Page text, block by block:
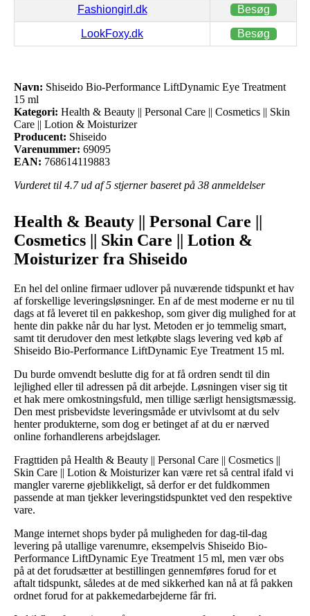
Fashiongirl.dk Besøg
LookFoxy.dk Besøg
Navn: Shiseido Bio-Performance LiftDynamic Eye Treatment
15 ml
Kategori: Health & Beauty || Personal Care || Cosmetics || Skin
Care || Lotion & Moisturizer
Producent: Shiseido
Varenummer: 69095
EAN: 768614119883
Vurderet til 4.7ud af 5 stjerner baseret på 38 anmeldelser
Health & Beauty || Personal Care ||
Cosmetics || Skin Care || Lotion &
Moisturizer fra Shiseido
En hel del online firmaer udlover på nuværende tidspunkt et hav
af forskellige leveringsløsninger. En af de mest moderne er nu til
dags at få leveret til en pakkeshop, som giver dig mulighed for at
hente din pakke når du har lyst. Metoden er jo temmelig smart,
samt tit derudover den mest letkøbte slags levering ved køb af
Shiseido Bio-Performance LiftDynamic Eye Treatment 15 ml.
Du burde omvendt beslutte dig for at få ordren sendt til din
lejlighed eller til adressen på dit arbejde. Løsningen viser sig tit
et hak mere omkostningsfuld, men tillige særligt hensigtsmæssig.
Den mest prisbevidste leveringsmåde er utvivlsomt at du selv
henter produkterne, som dog er betinget af at du er nærved
online forhandlerens arbejdslager.
Fragttiden på Health & Beauty || Personal Care || Cosmetics ||
Skin Care || Lotion & Moisturizer kan være ret så central ifald vi
mangler varerne øjeblikkeligt, så derfor er det fuldkommen
passende at man tjekker leveringstidspunktet ved den respektive
vare.
Mange internet shops byder på muligheden for dag-til-dag
levering på utallige varenumre, eksempelvis Shiseido Bio-
Performance LiftDynamic Eye Treatment 15 ml, men vær obs
på at det forudsætter at bestillingen gennemføres forud for et
aftalt tidspunkt, således at de med sikkerhed kan nå at få pakken
ordnet forud for at pakkemedarbejderne får fri.